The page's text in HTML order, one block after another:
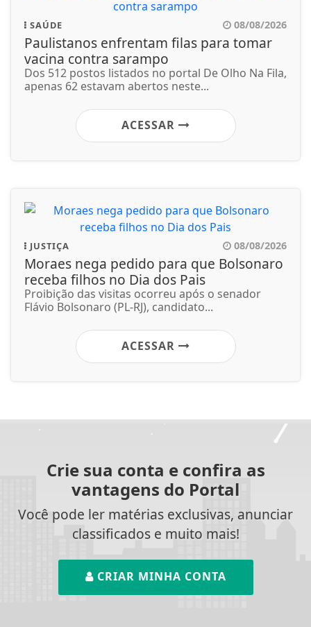
SAÚDE 08/08/2026
Paulistanos enfrentam filas para tomar
vacina contra sarampo
Dos 512 postos listados no portal De Olho Na Fila,
apenas 62 estavam abertos neste...
ACESSAR
JUSTIÇA 08/08/2026
Moraes nega pedido para que Bolsonaro
receba filhos no Dia dos Pais
Proibição das visitas ocorreu após o senador
Flávio Bolsonaro (PL-RJ), candidato...
ACESSAR
Crie sua conta e confira as
vantagens do Portal
Você pode ler matérias exclusivas, anunciar
classificados e muito mais!
CRIAR MINHA CONTA